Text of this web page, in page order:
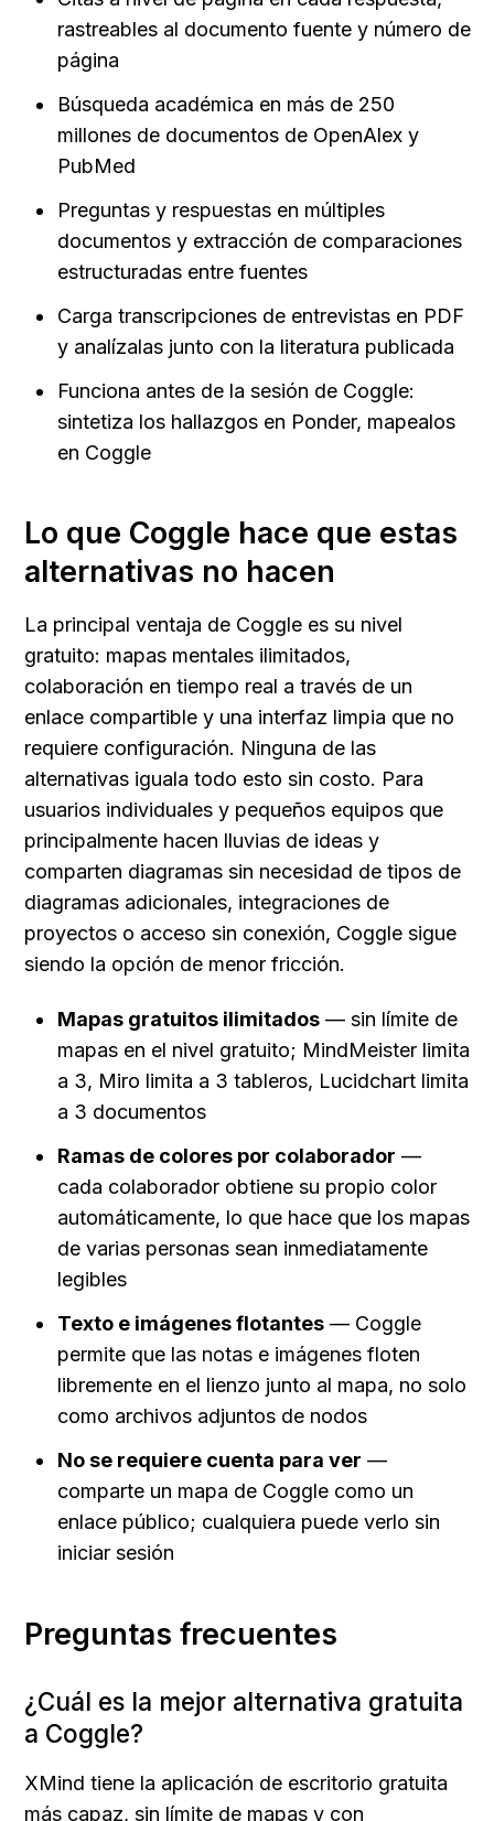
rastreables al documento fuente y número de
página
Búsqueda académica en más de 250
millones de documentos de OpenAlex y
PubMed
Preguntas y respuestas en múltiples
documentos y extracción de comparaciones
estructuradas entre fuentes
Carga transcripciones de entrevistas en PDF
y analízalas junto con la literatura publicada
Funciona antes de la sesión de Coggle:
sintetiza los hallazgos en Ponder, mapealos
en Coggle
Lo que Coggle hace que estas
alternativas no hacen
La principal ventaja de Coggle es su nivel
gratuito: mapas mentales ilimitados,
colaboración en tiempo real a través de un
enlace compartible y una interfaz limpia que no
requiere configuración. Ninguna de las
alternativas iguala todo esto sin costo. Para
usuarios individuales y pequeños equipos que
principalmente hacen lluvias de ideas y
comparten diagramas sin necesidad de tipos de
diagramas adicionales, integraciones de
proyectos o acceso sin conexión, Coggle sigue
siendo la opción de menor fricción.
Mapas gratuitos ilimitados — sin límite de
mapas en el nivel gratuito; MindMeister limita
a 3, Miro limita a 3 tableros, Lucidchart limita
a 3 documentos
Ramas de colores por colaborador —
cada colaborador obtiene su propio color
automáticamente, lo que hace que los mapas
de varias personas sean inmediatamente
legibles
Texto e imágenes flotantes — Coggle
permite que las notas e imágenes floten
libremente en el lienzo junto al mapa, no solo
como archivos adjuntos de nodos
No se requiere cuenta para ver —
comparte un mapa de Coggle como un
enlace público; cualquiera puede verlo sin
iniciar sesión
Preguntas frecuentes
¿Cuál es la mejor alternativa gratuita
a Coggle?
XMind tiene la aplicación de escritorio gratuita
más capaz, sin límite de mapas y con